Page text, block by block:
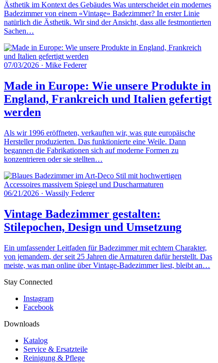
Ästhetik im Kontext des Gebäudes Was unterscheidet ein modernes
Badezimmer von einem «Vintage» Badezimmer? In erster Linie
natürlich die Ästhetik. Wir sind der Ansicht, dass alle festmontierten
Sachen…
07/03/2026 · Mike Federer
Made in Europe: Wie unsere Produkte in
England, Frankreich und Italien gefertigt
werden
Als wir 1996 eröffneten, verkauften wir, was gute europäische
Hersteller produzierten. Das funktionierte eine Weile. Dann
begannen die Fabrikationen sich auf moderne Formen zu
konzentrieren oder sie stellten…
06/21/2026 · Wassily Federer
Vintage Badezimmer gestalten:
Stilepochen, Design und Umsetzung
Ein umfassender Leitfaden für Badezimmer mit echtem Charakter,
von jemandem, der seit 25 Jahren die Armaturen dafür herstellt. Das
meiste, was man online über Vintage-Badezimmer liest, bleibt an…
Stay Connected
Instagram
Facebook
Downloads
Katalog
Service & Ersatzteile
Reinigung & Pflege